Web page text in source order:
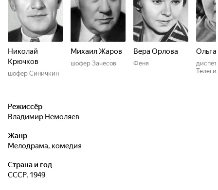
Николай
Крючков
шофер Синичкин
Михаил Жаров
шофер Зачесов
Вера Орлова
Феня
Режиссёр
Владимир Немоляев
Жанр
мелодрама, комедия
Страна и год
СССР, 1949